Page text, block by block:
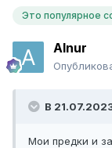
Это популярное
Alnur
В
Мои предки и